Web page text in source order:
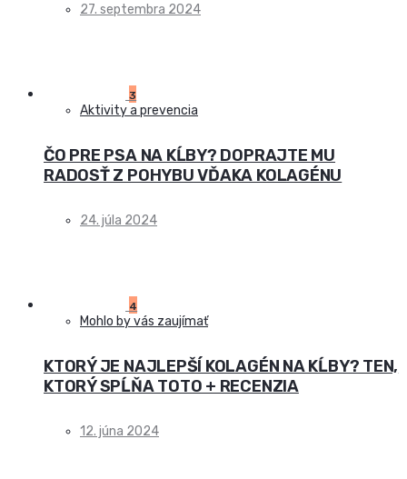
27. septembra 2024
3
Aktivity a prevencia
ČO PRE PSA NA KĹBY? DOPRAJTE MU
RADOSŤ Z POHYBU VĎAKA KOLAGÉNU
24. júla 2024
4
Mohlo by vás zaujímať
KTORÝ JE NAJLEPŠÍ KOLAGÉN NA KĹBY? TEN,
KTORÝ SPĹŇA TOTO + RECENZIA
12. júna 2024